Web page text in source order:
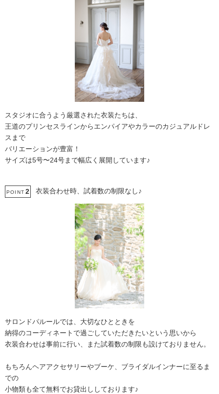
スタジオに合うよう厳選された衣装たちは、
王道のプリンセスラインからエンパイアやカラーのカジュアルドレ
スまで
バリエーションが豊富！
サイズは5号〜24号まで幅広く展開しています♪
POINT 2 衣装合わせ時、試着数の制限なし♪
サロンドパルールでは、大切なひとときを
納得のコーディネートで過ごしていただきたいという思いから
衣装合わせは事前に行い、また試着数の制限も設けておりません。
もちろんヘアアクセサリーやブーケ、ブライダルインナーに至るま
での
小物類も全て無料でお貸出ししております♪